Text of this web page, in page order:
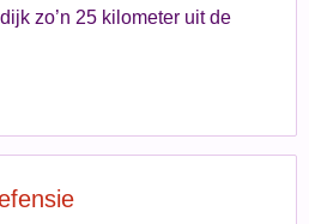
zo’n 25 kilometer uit de